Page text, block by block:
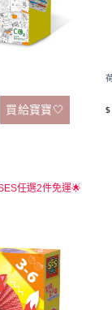
買給寶寶🤍 $
任選2件免運🌟